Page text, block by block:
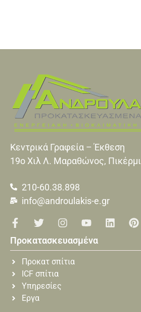
Κεντρικά Γραφεία – Έκθεση
19o Xιλ Λ. Μαραθώνος, Πικέρμι
210-60.38.898
info@androulakis-e.gr
Προκατασκευασμένα
Προκατ σπίτια
ICF σπίτια
Υπηρεσίες
Εργα